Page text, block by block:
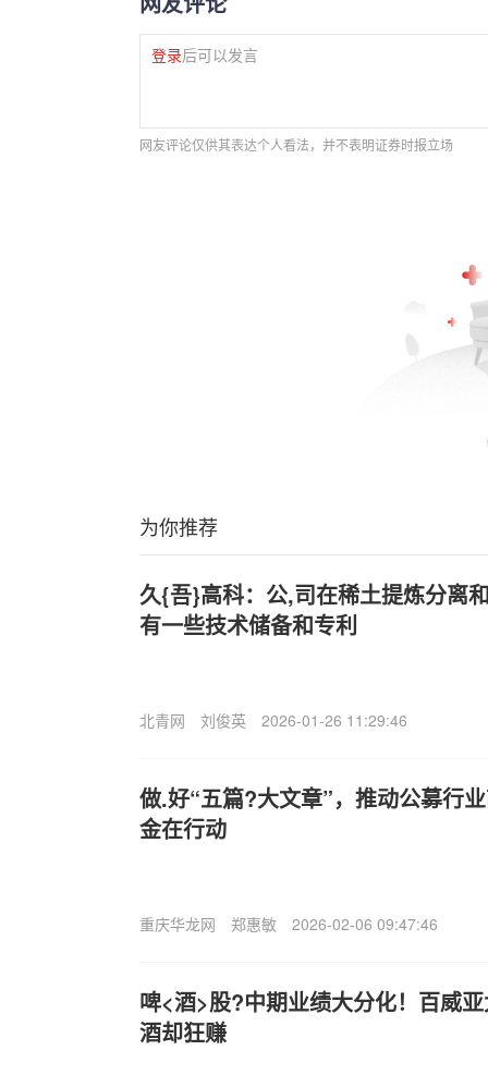
登录后可以发言
网友评论仅供其表达个人看法，并不表明证券时报立场
为你推荐
久{吾}高科：公,司在稀土提炼分离
有一些技术储备和专利
北青网 刘俊英 2026-01-26 11:29:46
做.好“五篇?大文章”，推动公募行
金在行动
重庆华龙网 郑惠敏 2026-02-06 09:47:46
啤<酒>股?中期业绩大分化！百威
酒却狂赚